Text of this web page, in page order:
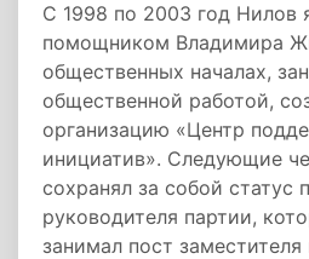
С 1998 по 2003 год Нилов
помощником Владимира
общественных началах,
общественной работой,
организацию «Центр
инициатив». Следующие
сохранял за собой статус
руководителя партии,
занимал пост заместителя